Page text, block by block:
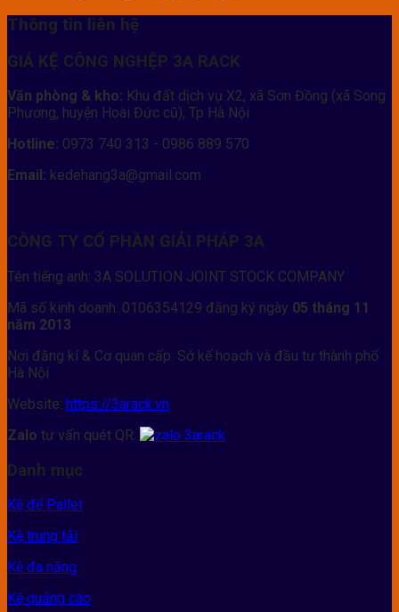
Thông tin liên hệ
GIÁ KỆ CÔNG NGHỆP 3A RACK
Văn phòng & kho: Khu đất dịch vụ X2, xã Sơn Đồng (xã Song
Phương, huyện Hoài Đức cũ), Tp Hà Nội
Hotline: 0973 740 313 - 0986 889 570
Email: kedehang3a@gmail.com
CÔNG TY CỔ PHẦN GIẢI PHÁP 3A
Tên tiếng anh: 3A SOLUTION JOINT STOCK COMPANY
Mã số kinh doanh: 0106354129 đăng ký ngày 05 tháng 11
năm 2013
Nơi đăng kí & Cơ quan cấp: Sở kế hoạch và đầu tư thành phố
Hà Nội
Website: https://3arack.vn
Zalo tư vấn quét QR:
Danh mục
Kệ để Pallet
Kệ trung tải
Kệ đa năng
Kệ quảng cáo